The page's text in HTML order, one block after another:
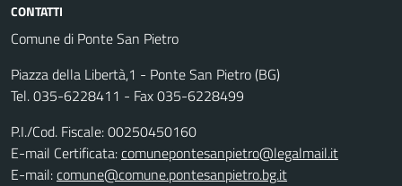
CONTATTI
Comune di Ponte San Pietro
Piazza della Libertà,1 - Ponte San Pietro (BG)
Tel. 035-6228411 - Fax 035-6228499
P.I./Cod. Fiscale: 00250450160
E-mail Certificata:comunepontesanpietro@legalmail.it
E-mail:comune@comune.pontesanpietro.bg.it